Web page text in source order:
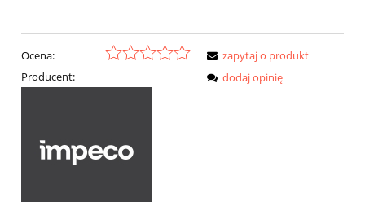
Ocena:
Producent:
zapytaj o produkt
dodaj opinię